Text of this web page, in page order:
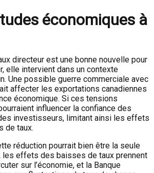
économiques à
directeur est une bonne nouvelle pour
elle intervient dans un contexte
Une possible guerre commerciale avec
affecter les exportations canadiennes
économique. Si ces tensions
influencer la confiance des
investisseurs, limitant ainsi les effets
de taux.
réduction pourrait bien être la seule
les effets des baisses de taux prennent
sur l’économie, et la Banque